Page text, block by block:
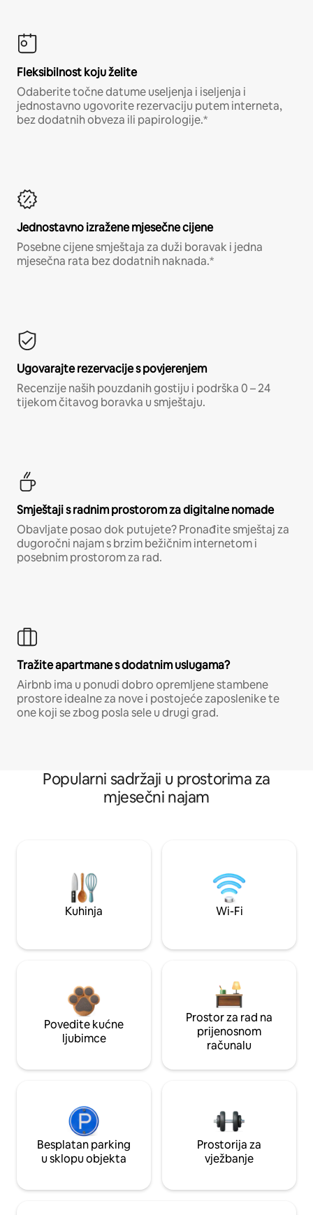
Fleksibilnost koju želite
Odaberite točne datume useljenja i iseljenja i
jednostavno ugovorite rezervaciju putem interneta,
bez dodatnih obveza ili papirologije.*
Jednostavno izražene mjesečne cijene
Posebne cijene smještaja za duži boravak i jedna
mjesečna rata bez dodatnih naknada.*
Ugovarajte rezervacije s povjerenjem
Recenzije naših pouzdanih gostiju i podrška 0 – 24
tijekom čitavog boravka u smještaju.
Smještaji s radnim prostorom za digitalne nomade
Obavljate posao dok putujete? Pronađite smještaj za
dugoročni najam s brzim bežičnim internetom i
posebnim prostorom za rad.
Tražite apartmane s dodatnim uslugama?
Airbnb ima u ponudi dobro opremljene stambene
prostore idealne za nove i postojeće zaposlenike te
one koji se zbog posla sele u drugi grad.
Popularni sadržaji u prostorima za
mjesečni najam
Kuhinja Wi-Fi
Povedite kućne
ljubimce
Prostor za rad na
prijenosnom
računalu
Besplatan parking
u sklopu objekta
Prostorija za
vježbanje